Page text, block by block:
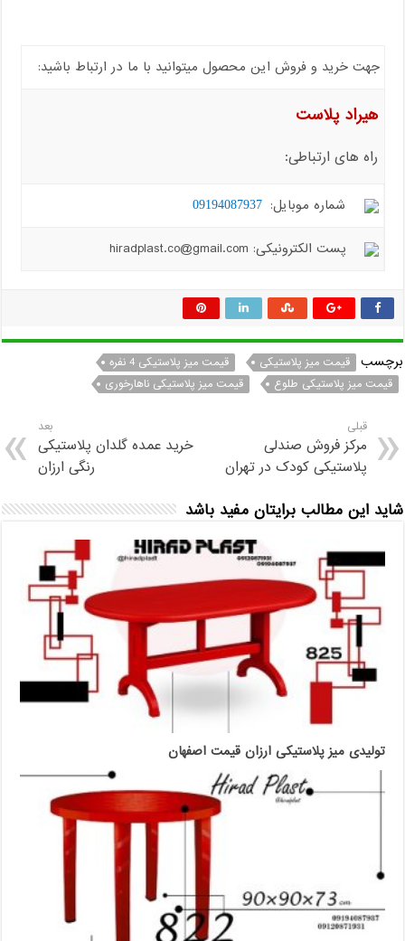
جهت خرید و فروش این محصول میتوانید با ما در ارتباط باشید:
هیراد پلاست
راه های ارتباطی:
شماره موبایل: 09194087937
پست الکترونیکی: hiradplast.co@gmail.com
برچسب قیمت میز پلاستیکی
قیمت میز پلاستیکی 4 نفره
قیمت میز پلاستیکی طلوع
قیمت میز پلاستیکی ناهارخوری
قبلی
مرکز فروش صندلی
پلاستیکی کودک در تهران
بعد
خرید عمده گلدان پلاستیکی
رنگی ارزان
شاید این مطالب برایتان مفید باشد
تولیدی میز پلاستیکی ارزان قیمت اصفهان